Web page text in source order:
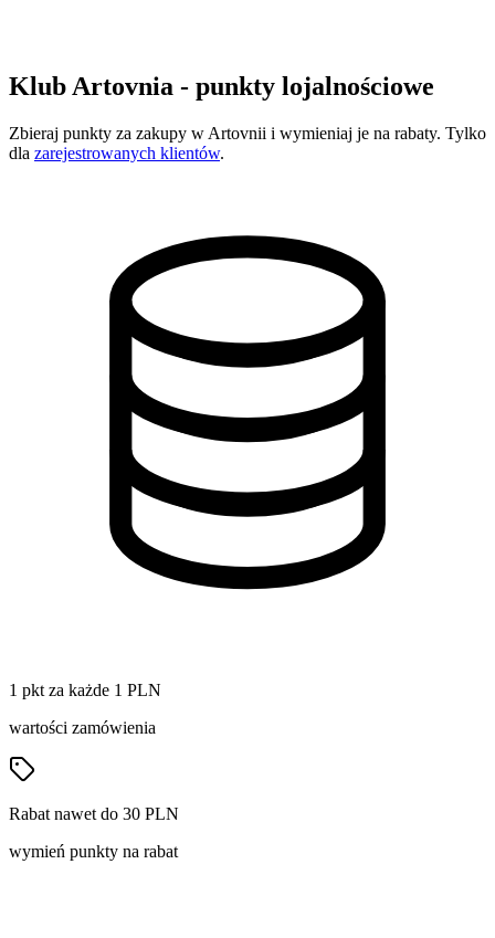
Klub Artovnia - punkty lojalnościowe
Zbieraj punkty za zakupy w Artovnii i wymieniaj je na rabaty. Tylko
dla zarejestrowanych klientów.
1 pkt za każde 1 PLN
wartości zamówienia
Rabat nawet do 30 PLN
wymień punkty na rabat